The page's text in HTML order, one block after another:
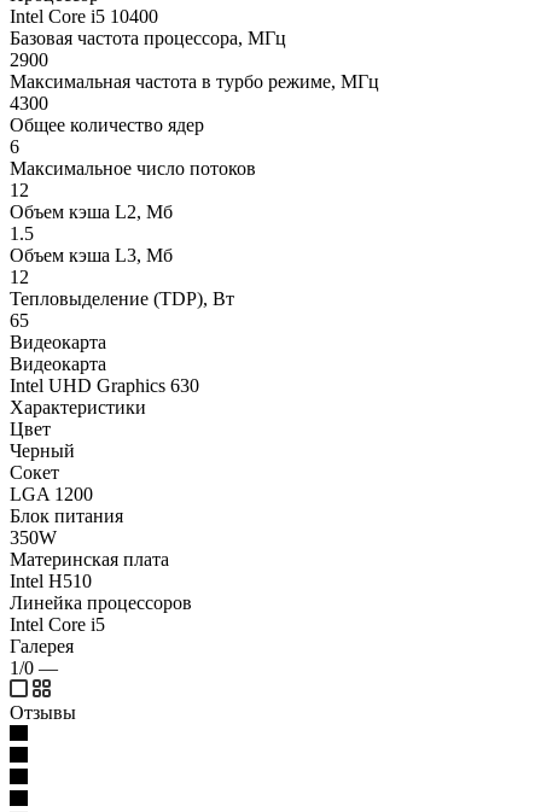
Intel Core i5 10400
Базовая частота процессора, МГц
2900
Максимальная частота в турбо режиме, МГц
4300
Общее количество ядер
6
Максимальное число потоков
12
Объем кэша L2, Мб
1.5
Объем кэша L3, Мб
12
Тепловыделение (TDP), Вт
65
Видеокарта
Видеокарта
Intel UHD Graphics 630
Характеристики
Цвет
Черный
Сокет
LGA 1200
Блок питания
350W
Материнская плата
Intel H510
Линейка процессоров
Intel Core i5
Галерея
1/0 —
Отзывы